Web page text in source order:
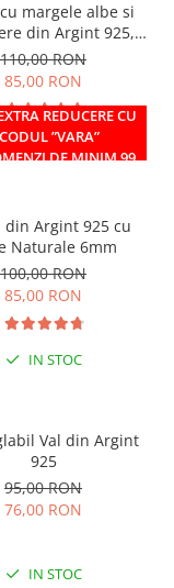
REDUCERE CU
CODUL ”VARA”
DE MINIM 99
margele albe si
din Argint 925,
38-41 cm
110,00 RON
85,00 RON
IN STOC
din Argint 925 cu
Naturale 6mm
100,00 RON
85,00 RON
IN STOC
Val din Argint
925
95,00 RON
76,00 RON
IN STOC